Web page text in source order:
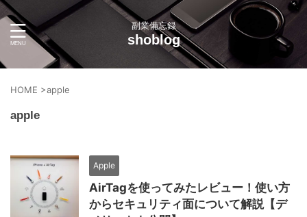
副業備忘録
shoblog
HOME >apple
apple
Apple
AirTagを使ってみたレビュー！使い方
からセキュリティ面について解説【デ